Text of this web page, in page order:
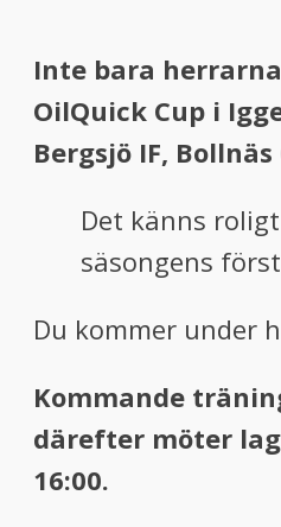
Inte bara
OilQuick Cup i
Bergsjö IF,
Det känns
säsongens
Du kommer under
Kommande
därefter möter
16:00.